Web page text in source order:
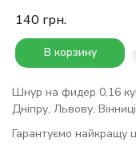
140 грн.
В корзину
Шнур на фидер 0,16
Дніпру, Львову,
Гарантуємо найкращу